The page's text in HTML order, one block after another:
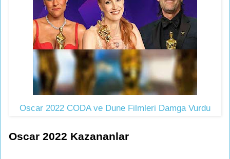
Oscar 2022 CODA ve Dune Filmleri Damga Vurdu
Oscar 2022 Kazananlar